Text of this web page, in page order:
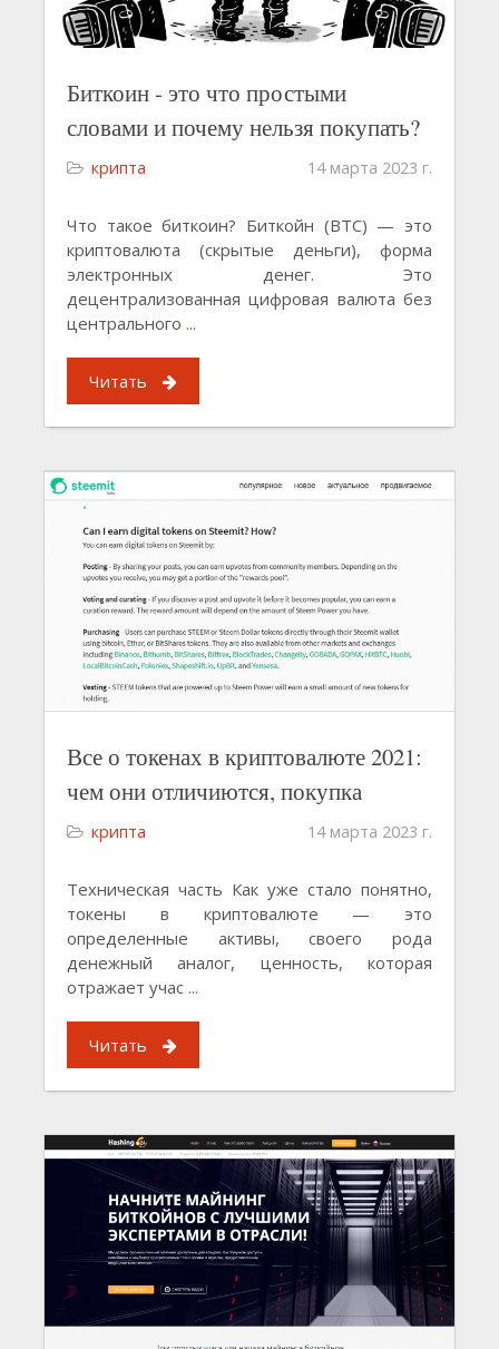
Биткоин - это что простыми
словами и почему нельзя покупать?
крипта 14 марта 2023 г.
Что такое биткоин? Биткойн (ВТС) — это
криптовалюта (скрытые деньги), форма
электронных денег. Это
децентрализованная цифровая валюта без
центрального ...
Читать
Все о токенах в криптовалюте 2021:
чем они отличиются, покупка
крипта 14 марта 2023 г.
Техническая часть Как уже стало понятно,
токены в криптовалюте — это
определенные активы, своего рода
денежный аналог, ценность, которая
отражает учас ...
Читать